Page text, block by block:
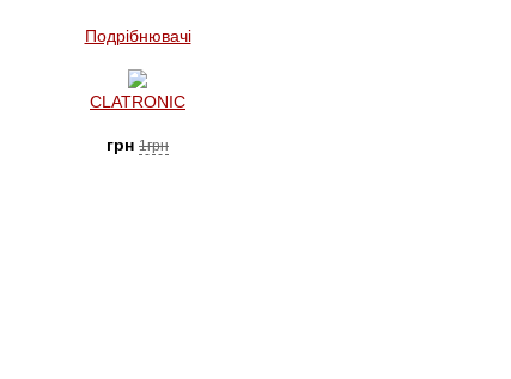
Подрібнювачі
CLATRONIC
грн 1грн